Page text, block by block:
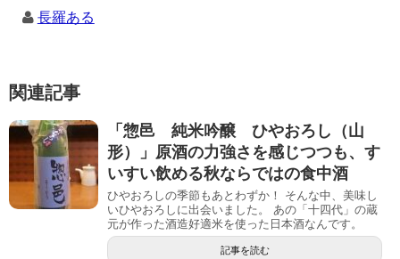
長羅ある
関連記事
「惣邑 純米吟醸 ひやおろし（山
形）」原酒の力強さを感じつつも、す
いすい飲める秋ならではの食中酒
ひやおろしの季節もあとわずか！ そんな中、美味し
いひやおろしに出会いました。 あの「十四代」の蔵
元が作った酒造好適米を使った日本酒なんです。
記事を読む